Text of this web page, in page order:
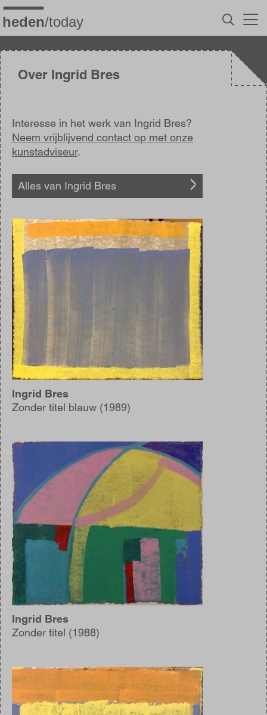
Overslaan
en
naar
inhoud
gaanOver Ingrid Bres
Interesse in het werk van Ingrid Bres?
Neem vrijblijvend contact op met onze
kunstadviseur.
Alles van Ingrid Bres
Afbeelding
Ingrid Bres
Zonder titel blauw (1989)
Afbeelding
Ingrid Bres
Zonder titel (1988)
Afbeelding